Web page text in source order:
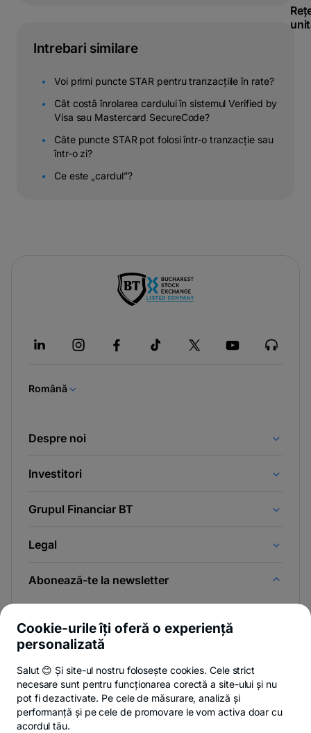
Intrebari similare
Voi primi puncte STAR pentru tranzacțiile în rate?
Cât costă înrolarea cardului în sistemul Verified by
Visa sau Mastercard SecureCode?
Câte puncte STAR pot folosi într-o tranzacție sau
într-o zi?
Ce este „cardul”?
a
Română
Despre noi
Investitori
Grupul Financiar BT
Legal
Abonează-te la newsletter
Poți renunța oricând,vezi detalii-
opens
in
a
.
Privacy Hub - opens in a new tab
Politica de confidențialitate- opens in a new
Politica de cookies
Cookie-urile îți oferă o experiență
personalizată
Salut 😊 Și site-ul nostru folosește cookies. Cele strict
necesare sunt pentru funcționarea corectă a site-ului și nu
pot fi dezactivate. Pe cele de măsurare, analiză și
performanță și pe cele de promovare le vom activa doar cu
acordul tău.